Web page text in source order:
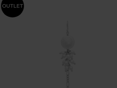
OUTLET